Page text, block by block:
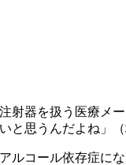
射器を扱う医療
と思うんだよね」（
ルコール依存症